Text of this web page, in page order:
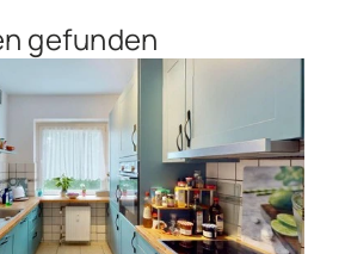
gefunden